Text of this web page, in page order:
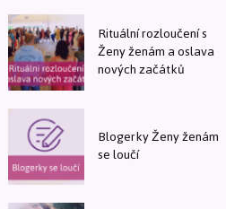
Rituální rozloučení s
Ženy ženám a oslava
nových začátků
Blogerky Ženy ženám
se loučí